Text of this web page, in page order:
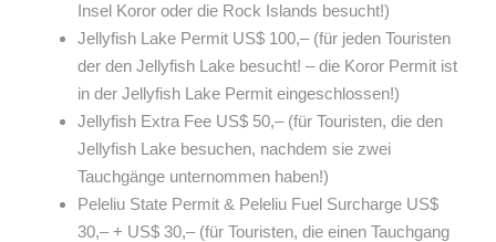
Insel Koror oder die Rock Islands besucht!)
Jellyfish Lake Permit US$ 100,– (für jeden Touristen
der den Jellyfish Lake besucht! – die Koror Permit ist
in der Jellyfish Lake Permit eingeschlossen!)
Jellyfish Extra Fee US$ 50,– (für Touristen, die den
Jellyfish Lake besuchen, nachdem sie zwei
Tauchgänge unternommen haben!)
Peleliu State Permit & Peleliu Fuel Surcharge US$
30,– + US$ 30,– (für Touristen, die einen Tauchgang